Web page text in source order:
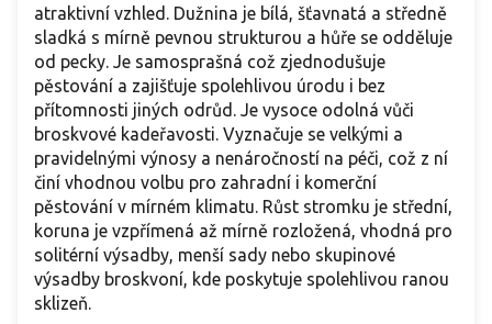
atraktivní vzhled. Dužnina je bílá, šťavnatá a středně
sladká s mírně pevnou strukturou a hůře se odděluje
od pecky. Je samosprašná což zjednodušuje
pěstování a zajišťuje spolehlivou úrodu i bez
přítomnosti jiných odrůd. Je vysoce odolná vůči
broskvové kadeřavosti. Vyznačuje se velkými a
pravidelnými výnosy a nenáročností na péči, což z ní
činí vhodnou volbu pro zahradní i komerční
pěstování v mírném klimatu. Růst stromku je střední,
koruna je vzpřímená až mírně rozložená, vhodná pro
solitérní výsadby, menší sady nebo skupinové
výsadby broskvoní, kde poskytuje spolehlivou ranou
sklizeň.